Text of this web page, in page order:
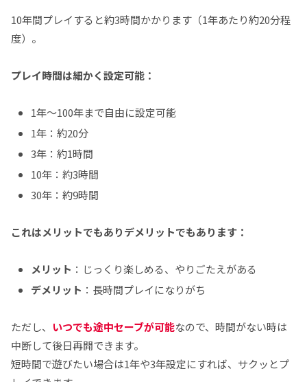
10年間プレイすると約3時間かかります（1年あたり約20分程
度）。
プレイ時間は細かく設定可能：
1年～100年まで自由に設定可能
1年：約20分
3年：約1時間
10年：約3時間
30年：約9時間
これはメリットでもありデメリットでもあります：
メリット ：じっくり楽しめる、やりごたえがある
デメリット ：長時間プレイになりがち
ただし、 いつでも途中セーブが可能なので、時間がない時は
中断して後日再開できます。
短時間で遊びたい場合は1年や3年設定にすれば、サクッとプ